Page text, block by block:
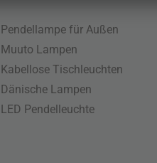
Pendellampe für Außen
Muuto Lampen
Kabellose Tischleuchten
Dänische Lampen
LED Pendelleuchte